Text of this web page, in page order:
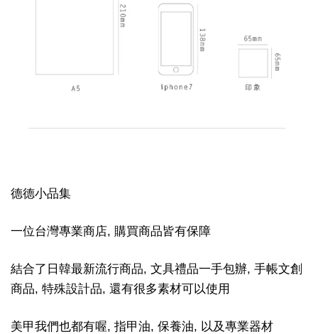
德德小品集
一位台灣專業商店, 購買商品皆有保障
結合了日韓最新流行商品, 文具禮品一手包辦, 手帳文創
商品, 特殊設計品, 還有很多素材可以使用
美甲我們也都有喔, 指甲油, 保養油, 以及專業器材